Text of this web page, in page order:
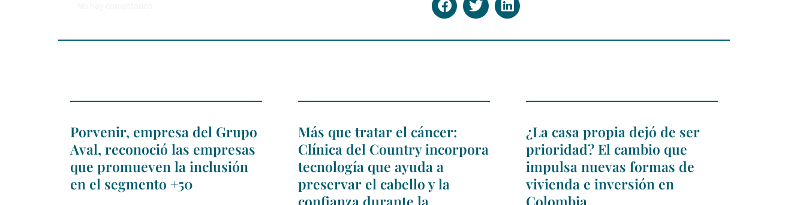
Porvenir, empresa del Grupo
Aval, reconoció las empresas
que promueven la inclusión
en el segmento +50
Más que tratar el cáncer:
Clínica del Country incorpora
tecnología que ayuda a
preservar el cabello y la
¿La casa propia dejó de ser
prioridad? El cambio que
impulsa nuevas formas de
vivienda e inversión en